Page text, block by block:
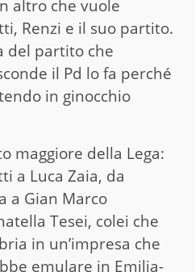
altro che vuole
Renzi e il suo partito.
del partito che
il Pd lo fa perché
in ginocchio
maggiore della Lega:
a Luca Zaia, da
a Gian Marco
Tesei, colei che
in un’impresa che
emulare in Emilia-